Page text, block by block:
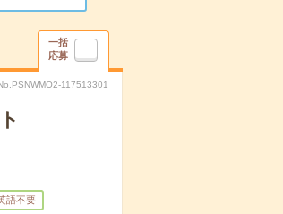
一括
応募
117513301
語不要